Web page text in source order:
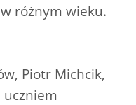
różnym wieku.
Piotr Michcik,